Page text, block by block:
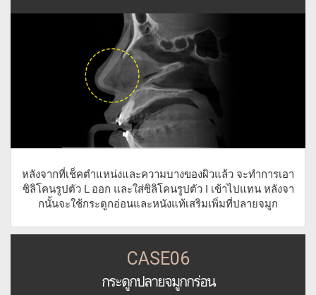
หลังจากที่เช็คตำแหน่งและความบางของผิวแล้ว จะทำการเอา
ซิลิโคนรูปตัว L ออก และใส่ซิลิโคนรูปตัว I เข้าไปแทน หลังจา
กนั้นจะใช้กระดูกอ่อนและหนังแท้เสริมเพิ่มที่ปลายจมูก
CASE06
กระดูกปลายจมูกกร่อน